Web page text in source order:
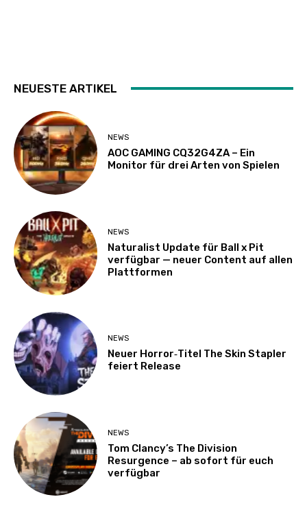
NEUESTE ARTIKEL
NEWS
AOC GAMING CQ32G4ZA – Ein
Monitor für drei Arten von Spielen
NEWS
Naturalist Update für Ball x Pit
verfügbar — neuer Content auf allen
Plattformen
NEWS
Neuer Horror‑Titel The Skin Stapler
feiert Release
NEWS
Tom Clancy’s The Division
Resurgence – ab sofort für euch
verfügbar